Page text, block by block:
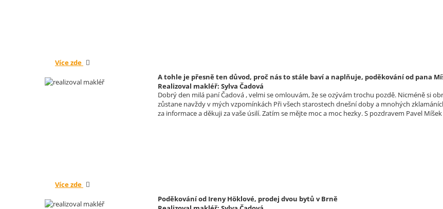
Více zde
A tohle je přesně ten důvod, proč nás to stále baví a naplňuje, poděkování od pana
Realizoval makléř: Sylva Čadová
Dobrý den milá paní Čadová , velmi se omlouvám, že se ozývám trochu pozdě. Nicméně si
zůstane navždy v mých vzpomínkách Při všech starostech dnešní doby a mnohých
za informace a děkuji za vaše úsilí. Zatím se mějte moc a moc hezky. S pozdravem Pavel Míšek
Více zde
Poděkování od Ireny Höklové, prodej dvou bytů v Brně